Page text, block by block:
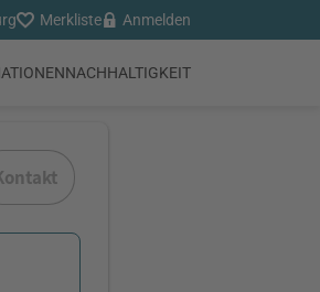
Merkliste Anmelden
NACHHALTIGKEIT